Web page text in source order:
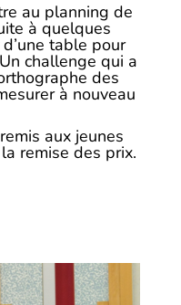
au planning de
à quelques
table pour
challenge qui a
des
à nouveau
aux jeunes
remise des prix.